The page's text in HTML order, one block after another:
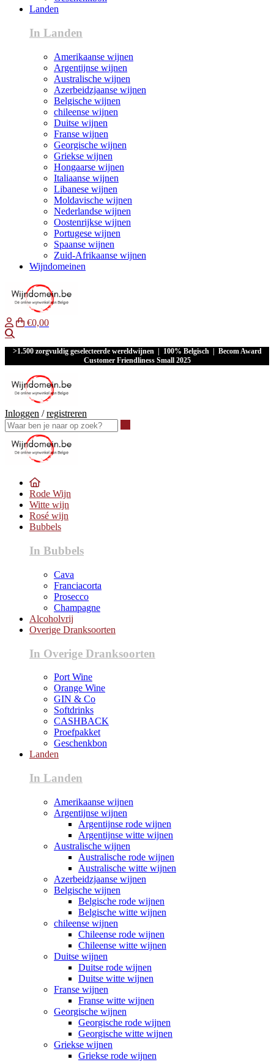
Landen
In Landen
Amerikaanse wijnen
Argentijnse wijnen
Australische wijnen
Azerbeidzjaanse wijnen
Belgische wijnen
chileense wijnen
Duitse wijnen
Franse wijnen
Georgische wijnen
Griekse wijnen
Hongaarse wijnen
Italiaanse wijnen
Libanese wijnen
Moldavische wijnen
Nederlandse wijnen
Oostenrijkse wijnen
Portugese wijnen
Spaanse wijnen
Zuid-Afrikaanse wijnen
Wijndomeinen
€0,00
>1.500 zorgvuldig geselecteerde wereldwijnen | 100% Belgisch | Becom Award
Customer Friendliness Small 2025
Inloggen /registreren
Rode Wijn
Witte wijn
Rosé wijn
Bubbels
In Bubbels
Cava
Franciacorta
Prosecco
Champagne
Alcoholvrij
Overige Dranksoorten
In Overige Dranksoorten
Port Wine
Orange Wine
GIN & Co
Softdrinks
CASHBACK
Proefpakket
Geschenkbon
Landen
In Landen
Amerikaanse wijnen
Argentijnse wijnen
Argentijnse rode wijnen
Argentijnse witte wijnen
Australische wijnen
Australische rode wijnen
Australische witte wijnen
Azerbeidzjaanse wijnen
Belgische wijnen
Belgische rode wijnen
Belgische witte wijnen
chileense wijnen
Chileense rode wijnen
Chileense witte wijnen
Duitse wijnen
Duitse rode wijnen
Duitse witte wijnen
Franse wijnen
Franse witte wijnen
Georgische wijnen
Georgische rode wijnen
Georgische witte wijnen
Griekse wijnen
Griekse rode wijnen